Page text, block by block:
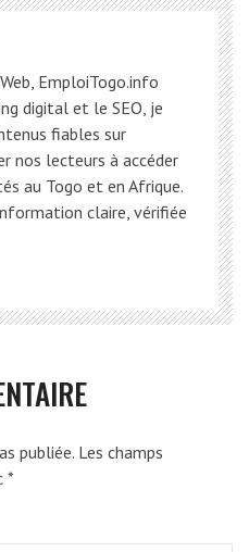
EmploiTogo.info
digital et le SEO, je
fiables sur
nos lecteurs à accéder
au Togo et en Afrique.
claire, vérifiée
publiée. Les champs
*